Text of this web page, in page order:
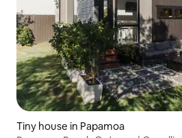
Tiny house in Papamoa